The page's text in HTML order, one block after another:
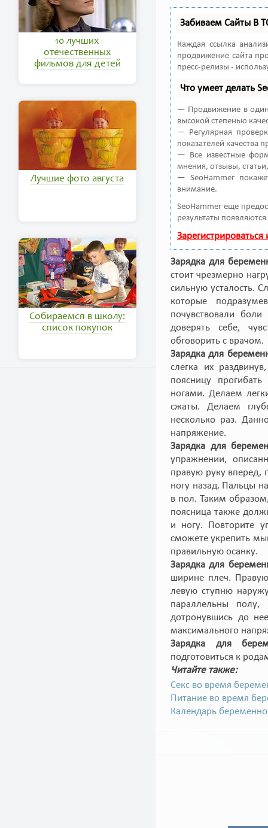
10 лучших
отечественных
фильмов для детей
Лучшие фото августа
Собираемся в школу:
список покупок
Забиваем Сайты В
Каждая ссылка
продвижение сайта
пресс-релизы -
Что умеет делать
— Продвижение в один
высокой степенью
— Регулярная
показателей качества
— Все известные
мнения, отзывы,
— SeoHammer
внимание.
SeoHammer еще
результаты
Зарядка для
стоит чрезмерно
сильную усталость.
которые
почувствовали
доверять себе,
обговорить с врачом.
Зарядка для
слегка их
поясницу
ногами. Делаем
сжаты. Делаем
несколько раз.
напряжение.
Зарядка для
упражнении,
правую руку вперед,
ногу назад. Пальцы
в пол. Таким
поясница также
и ногу. Повторите
сможете укрепить
правильную осанку.
Зарядка для
ширине плеч.
левую ступню
параллельны
дотронувшись до
максимального
Зарядка для
подготовиться к
Читайте также:
Секс во время
Питание во время
Календарь